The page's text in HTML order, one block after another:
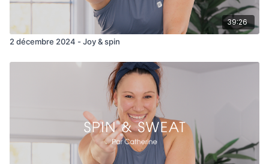
39:26
2 décembre 2024 - Joy & spin